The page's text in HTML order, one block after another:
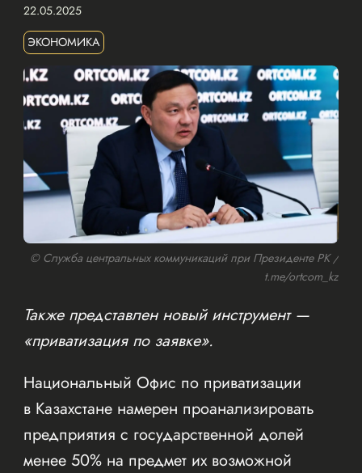
22.05.2025
ЭКОНОМИКА
© Служба центральных коммуникаций при Президенте РК /
t.me/ortcom_kz
Также представлен новый инструмент —
«приватизация по заявке».
Национальный Офис по приватизации
в Казахстане намерен проанализировать
предприятия с государственной долей
менее 50% на предмет их возможной